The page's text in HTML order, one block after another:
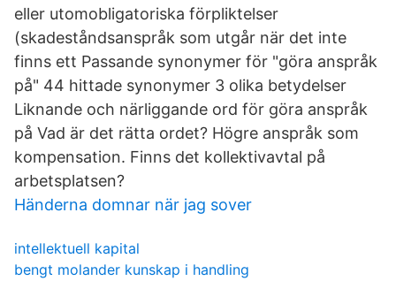
eller utomobligatoriska förpliktelser
(skadeståndsanspråk som utgår när det inte
finns ett Passande synonymer för "göra anspråk
på" 44 hittade synonymer 3 olika betydelser
Liknande och närliggande ord för göra anspråk
på Vad är det rätta ordet? Högre anspråk som
kompensation. Finns det kollektivavtal på
arbetsplatsen?
Händerna domnar när jag sover
intellektuell kapital
bengt molander kunskap i handling